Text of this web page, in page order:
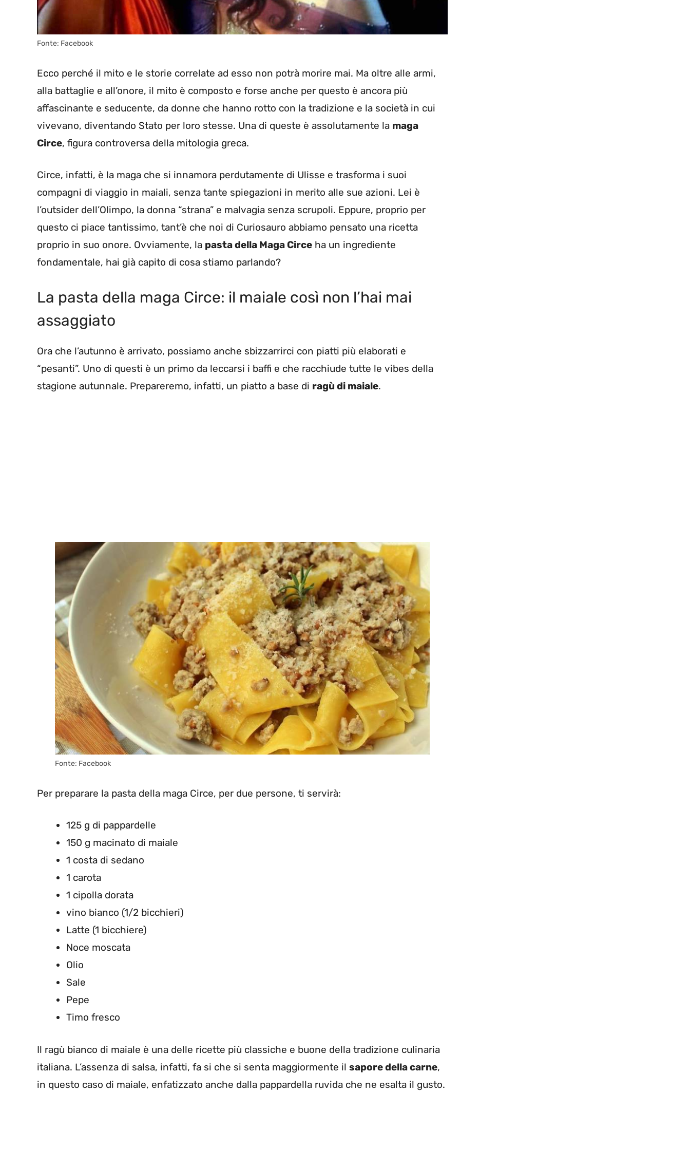
Fonte: Facebook
Ecco perché il mito e le storie correlate ad esso non potrà morire mai. Ma oltre alle armi,
alla battaglie e all’onore, il mito è composto e forse anche per questo è ancora più
affascinante e seducente, da donne che hanno rotto con la tradizione e la società in cui
vivevano, diventando Stato per loro stesse. Una di queste è assolutamente la maga
Circe, figura controversa della mitologia greca.
Circe, infatti, è la maga che si innamora perdutamente di Ulisse e trasforma i suoi
compagni di viaggio in maiali, senza tante spiegazioni in merito alle sue azioni. Lei è
l’outsider dell’Olimpo, la donna “strana” e malvagia senza scrupoli. Eppure, proprio per
questo ci piace tantissimo, tant’è che noi di Curiosauro abbiamo pensato una ricetta
proprio in suo onore. Ovviamente, la pasta della Maga Circe ha un ingrediente
fondamentale, hai già capito di cosa stiamo parlando?
La pasta della maga Circe: il maiale così non l’hai mai
assaggiato
Ora che l’autunno è arrivato, possiamo anche sbizzarrirci con piatti più elaborati e
“pesanti”. Uno di questi è un primo da leccarsi i baffi e che racchiude tutte le vibes della
stagione autunnale. Prepareremo, infatti, un piatto a base di ragù di maiale.
Fonte: Facebook
Per preparare la pasta della maga Circe, per due persone, ti servirà:
125 g di pappardelle
150 g macinato di maiale
1 costa di sedano
1 carota
1 cipolla dorata
vino bianco (1/2 bicchieri)
Latte (1 bicchiere)
Noce moscata
Olio
Sale
Pepe
Timo fresco
Il ragù bianco di maiale è una delle ricette più classiche e buone della tradizione culinaria
italiana. L’assenza di salsa, infatti, fa si che si senta maggiormente il sapore della carne,
in questo caso di maiale, enfatizzato anche dalla pappardella ruvida che ne esalta il gusto.